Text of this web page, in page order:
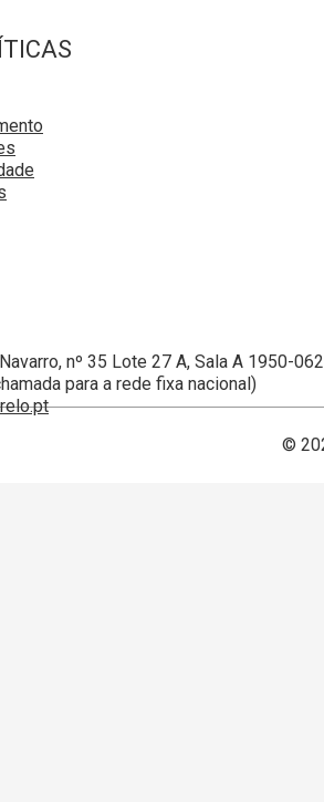
nº 35 Lote 27 A, Sala A 1950-
para a rede fixa nacional)
©